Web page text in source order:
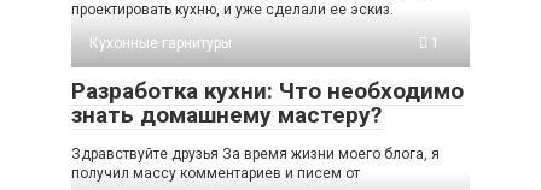
проектировать кухню, и уже сделали ее эскиз.
Кухонные гарнитуры
1
Разработка кухни: Что необходимо
знать домашнему мастеру?
Здравствуйте друзья За время жизни моего блога, я
получил массу комментариев и писем от